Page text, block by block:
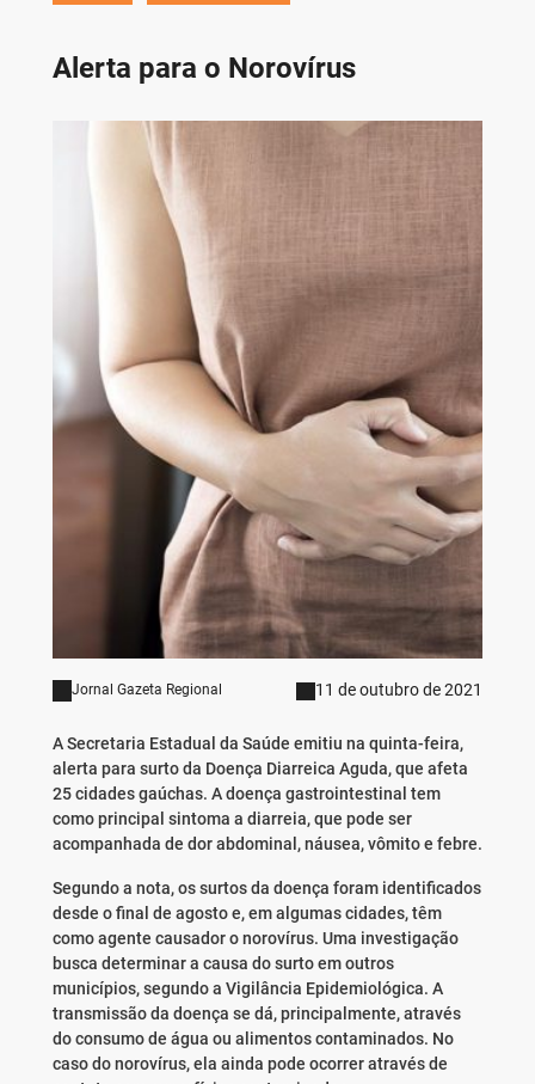
Alerta para o Norovírus
Jornal Gazeta Regional 11 de outubro de 2021
A Secretaria Estadual da Saúde emitiu na quinta-feira,
alerta para surto da Doença Diarreica Aguda, que afeta
25 cidades gaúchas. A doença gastrointestinal tem
como principal sintoma a diarreia, que pode ser
acompanhada de dor abdominal, náusea, vômito e febre.
Segundo a nota, os surtos da doença foram identificados
desde o final de agosto e, em algumas cidades, têm
como agente causador o norovírus. Uma investigação
busca determinar a causa do surto em outros
municípios, segundo a Vigilância Epidemiológica. A
transmissão da doença se dá, principalmente, através
do consumo de água ou alimentos contaminados. No
caso do norovírus, ela ainda pode ocorrer através de